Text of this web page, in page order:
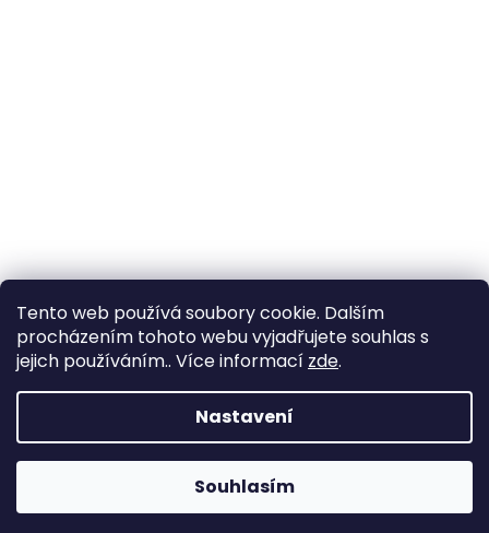
Tento web používá soubory cookie. Dalším
procházením tohoto webu vyjadřujete souhlas s
jejich používáním.. Více informací zde.
Nastavení
Souhlasím
Vytvořil Shoptet
Copyright 2026YachtNet shop. Všechna práva
vyhrazena.